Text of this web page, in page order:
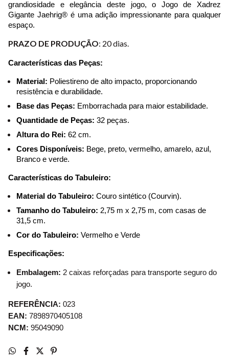
grandiosidade e elegância deste jogo, o Jogo de Xadrez
Gigante Jaehrig® é uma adição impressionante para qualquer
espaço.
PRAZO DE PRODUÇÃO: 20 dias.
Características das Peças:
Material: Poliestireno de alto impacto, proporcionando
resistência e durabilidade.
Base das Peças: Emborrachada para maior estabilidade.
Quantidade de Peças: 32 peças.
Altura do Rei: 62 cm.
Cores Disponíveis: Bege, preto, vermelho, amarelo, azul,
Branco e verde.
Características do Tabuleiro:
Material do Tabuleiro: Couro sintético (Courvin).
Tamanho do Tabuleiro: 2,75 m x 2,75 m, com casas de
31,5 cm.
Cor do Tabuleiro: Vermelho e Verde
Especificações:
Embalagem: 2 caixas reforçadas para transporte seguro do
jogo.
REFERÊNCIA: 023
EAN: 7898970405108
NCM: 95049090